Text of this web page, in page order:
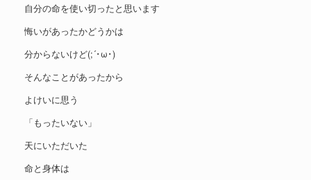
自分の命を使い切ったと思います
悔いがあったかどうかは
分からないけど(;´･ω･)
そんなことがあったから
よけいに思う
「もったいない」
天にいただいた
命と身体は